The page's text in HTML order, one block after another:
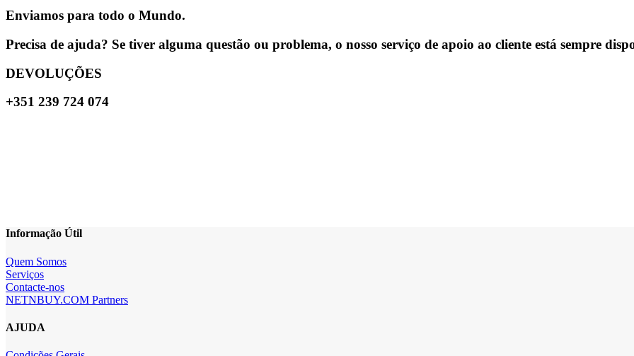
Enviamos para todo o Mundo.
Precisa de ajuda? Se tiver alguma questão ou problema, o nosso serviço de apoio ao cliente está sempre
DEVOLUÇÕES
+351 239 724 074
Informação Útil
Quem Somos
Serviços
Contacte-nos
NETNBUY.COM Partners
AJUDA